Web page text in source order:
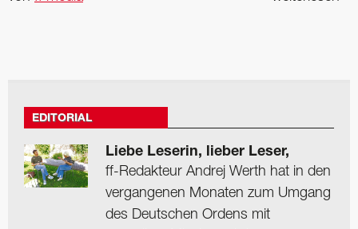
EDITORIAL
Liebe Leserin, lieber Leser,
ff-Redakteur Andrej Werth hat in den
vergangenen Monaten zum Umgang
des Deutschen Ordens mit